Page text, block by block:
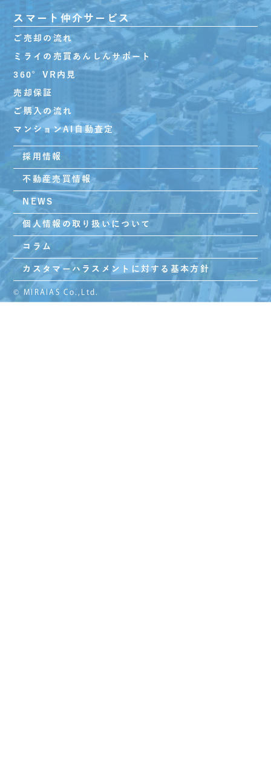
スマート仲介サービス
ご売却の流れ
ミライの売買あんしんサポート
360°VR内見
売却保証
ご購入の流れ
マンションAI自動査定
採用情報
不動産売買情報
NEWS
個人情報の取り扱いについて
コラム
カスタマーハラスメントに対する基本方針
© MIRAIAS Co.,Ltd.